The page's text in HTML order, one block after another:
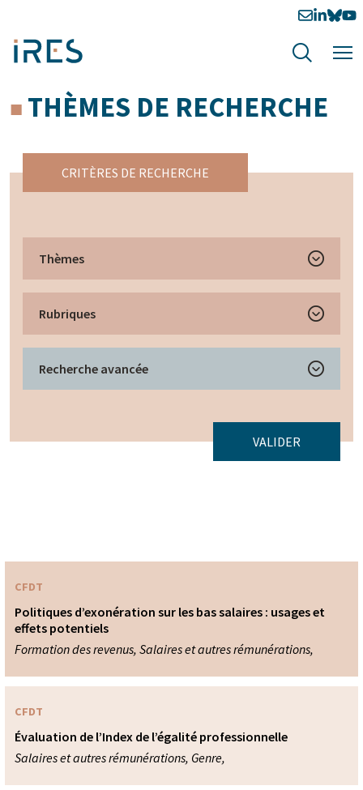
THÈMES DE RECHERCHE
CRITÈRES DE RECHERCHE
Thèmes
Rubriques
Recherche avancée
VALIDER
Formation des revenus, Salaires et autres rémunérations,
CFDT
Politiques d’exonération sur les bas salaires : usages et
effets potentiels
Salaires et autres rémunérations, Genre,
CFDT
Évaluation de l’Index de l’égalité professionnelle